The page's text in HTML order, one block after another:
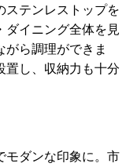
ステンレストップを
ダイニング全体を見
ら調理ができま
置し、収納力も十分
モダンな印象に。市